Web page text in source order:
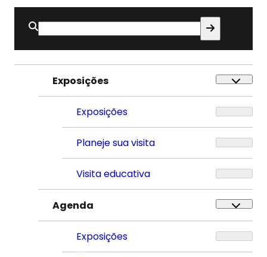
Buscar
por:
Exposições
Exposições
Planeje sua visita
Visita educativa
Agenda
Exposições